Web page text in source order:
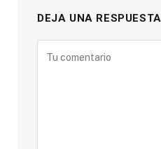
DEJA UNA RESPUESTA